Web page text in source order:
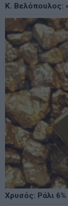
Κ. Βελόπουλος:
Χρυσός: Ράλι